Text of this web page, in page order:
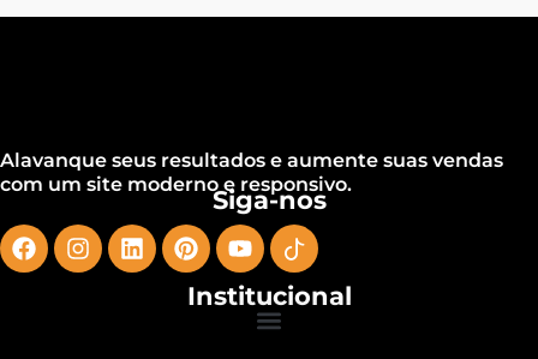
Alavanque seus resultados e aumente suas vendas
com um site moderno e responsivo.
Siga-nos
Institucional